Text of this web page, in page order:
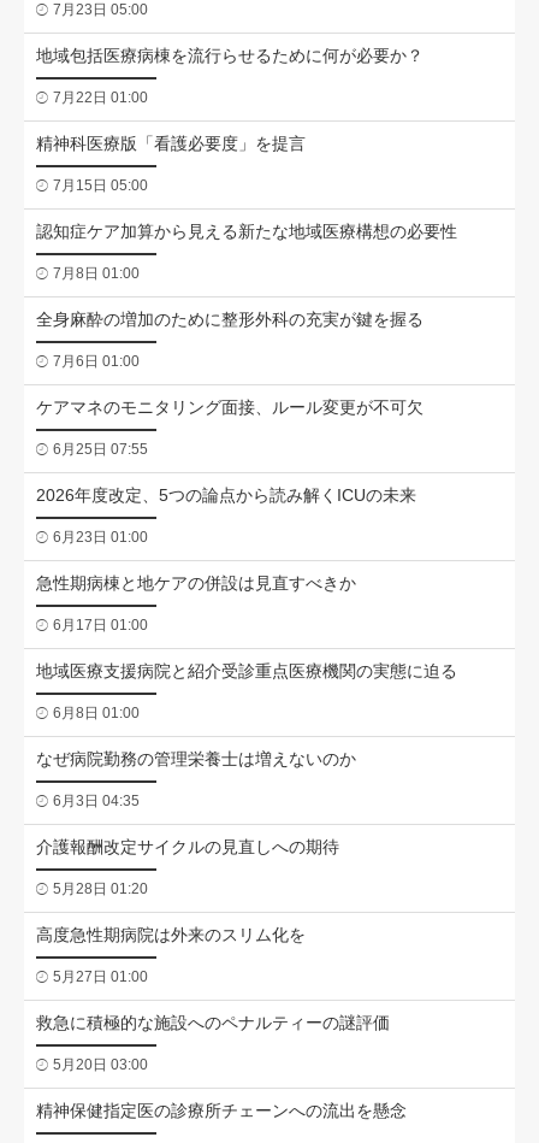
7月23日 05:00
地域包括医療病棟を流行らせるために何が必要か？
7月22日 01:00
精神科医療版「看護必要度」を提言
7月15日 05:00
認知症ケア加算から見える新たな地域医療構想の必要性
7月8日 01:00
全身麻酔の増加のために整形外科の充実が鍵を握る
7月6日 01:00
ケアマネのモニタリング面接、ルール変更が不可欠
6月25日 07:55
2026年度改定、5つの論点から読み解くICUの未来
6月23日 01:00
急性期病棟と地ケアの併設は見直すべきか
6月17日 01:00
地域医療支援病院と紹介受診重点医療機関の実態に迫る
6月8日 01:00
なぜ病院勤務の管理栄養士は増えないのか
6月3日 04:35
介護報酬改定サイクルの見直しへの期待
5月28日 01:20
高度急性期病院は外来のスリム化を
5月27日 01:00
救急に積極的な施設へのペナルティーの謎評価
5月20日 03:00
精神保健指定医の診療所チェーンへの流出を懸念